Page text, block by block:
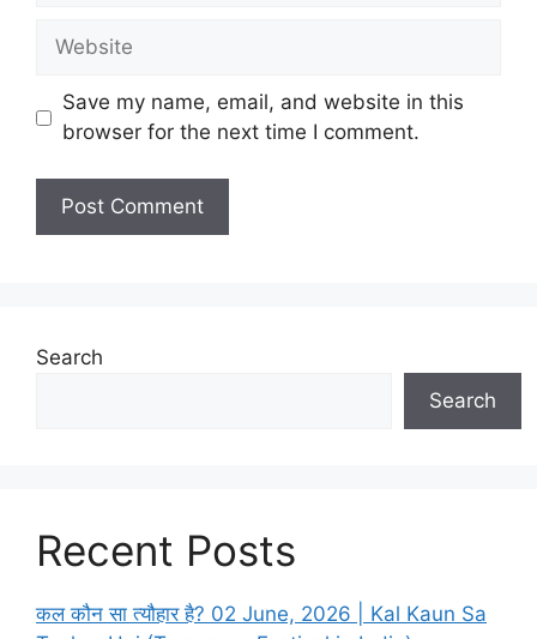
s
t
Save my name, email, and website in this
browser for the next time I comment.
Search
Search
Recent Posts
कल कौन सा त्यौहार है? 02 June, 2026 | Kal Kaun Sa